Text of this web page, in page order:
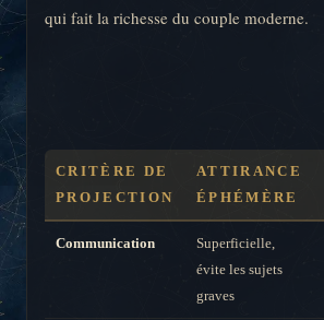
qui fait la richesse du couple moderne.
CRITÈRE DE
PROJECTION
ATTIRANCE
ÉPHÉMÈRE
Communication
Superficielle,
évite les sujets
graves